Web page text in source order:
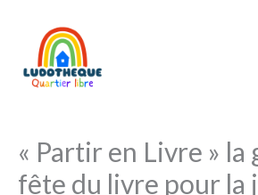
contenu
« Partir en Livre » la
fête du livre pour la